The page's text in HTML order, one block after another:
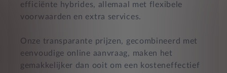
efficiënte hybrides, allemaal met flexibele
voorwaarden en extra services.
Onze transparante prijzen, gecombineerd met
eenvoudige online aanvraag, maken het
gemakkelijker dan ooit om een kosteneffectief